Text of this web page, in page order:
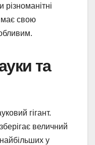
різноманітні
має свою
та
гігант.
величний
у